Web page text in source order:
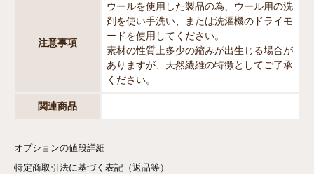
注意事項
ウールを使用した製品の為、ウール用の洗
剤を使い手洗い、または洗濯機のドライモ
ードを使用してください。
素材の性質上多少の縮みが出生じる場合が
ありますが、天然繊維の特徴としてご了承
ください。
関連商品
オプションの値段詳細
特定商取引法に基づく表記（返品等）